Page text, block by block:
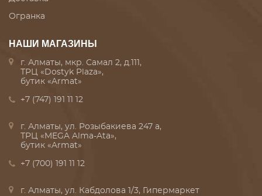
Огранка
НАШИ МАГАЗИНЫ
г. Алматы, мкр. Самал 2, д.111,
ТРЦ «Dostyk Plaza»,
бутик «Armat»
+7 (747) 191 11 12
г. Алматы, ул. Розыбакиева 247 а,
ТРЦ «MEGA Alma-Ata»,
бутик «Armat»
+7 (700) 191 11 12
г. Алматы, ул. Кабдолова 1/3, Гипермаркет